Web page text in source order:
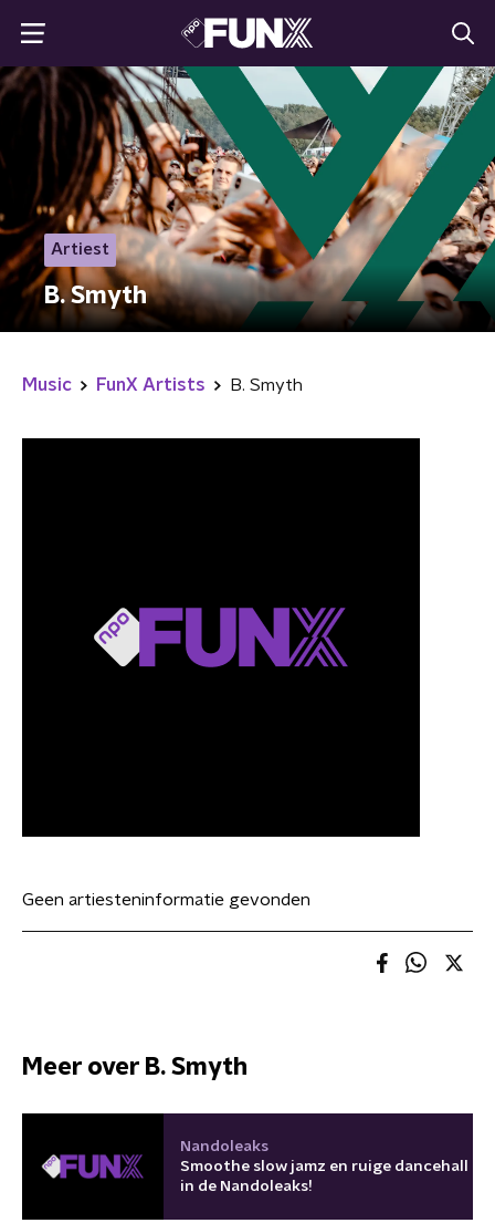
Artiest
B. Smyth
Music FunX Artists B. Smyth
Geen artiesteninformatie gevonden
Meer over B. Smyth
Nandoleaks
Smoothe slow jamz en ruige dancehall
in de Nandoleaks!